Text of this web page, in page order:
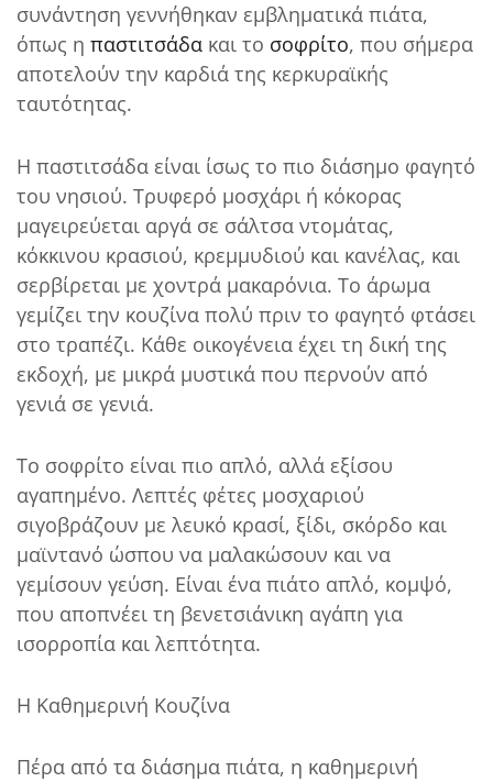
συνάντηση γεννήθηκαν εμβληματικά πιάτα,
όπως η παστιτσάδα και το σοφρίτο, που σήμερα
αποτελούν την καρδιά της κερκυραϊκής
ταυτότητας.
Η παστιτσάδα είναι ίσως το πιο διάσημο φαγητό
του νησιού. Τρυφερό μοσχάρι ή κόκορας
μαγειρεύεται αργά σε σάλτσα ντομάτας,
κόκκινου κρασιού, κρεμμυδιού και κανέλας, και
σερβίρεται με χοντρά μακαρόνια. Το άρωμα
γεμίζει την κουζίνα πολύ πριν το φαγητό φτάσει
στο τραπέζι. Κάθε οικογένεια έχει τη δική της
εκδοχή, με μικρά μυστικά που περνούν από
γενιά σε γενιά.
Το σοφρίτο είναι πιο απλό, αλλά εξίσου
αγαπημένο. Λεπτές φέτες μοσχαριού
σιγοβράζουν με λευκό κρασί, ξίδι, σκόρδο και
μαϊντανό ώσπου να μαλακώσουν και να
γεμίσουν γεύση. Είναι ένα πιάτο απλό, κομψό,
που αποπνέει τη βενετσιάνικη αγάπη για
ισορροπία και λεπτότητα.
Η Καθημερινή Κουζίνα
Πέρα από τα διάσημα πιάτα, η καθημερινή